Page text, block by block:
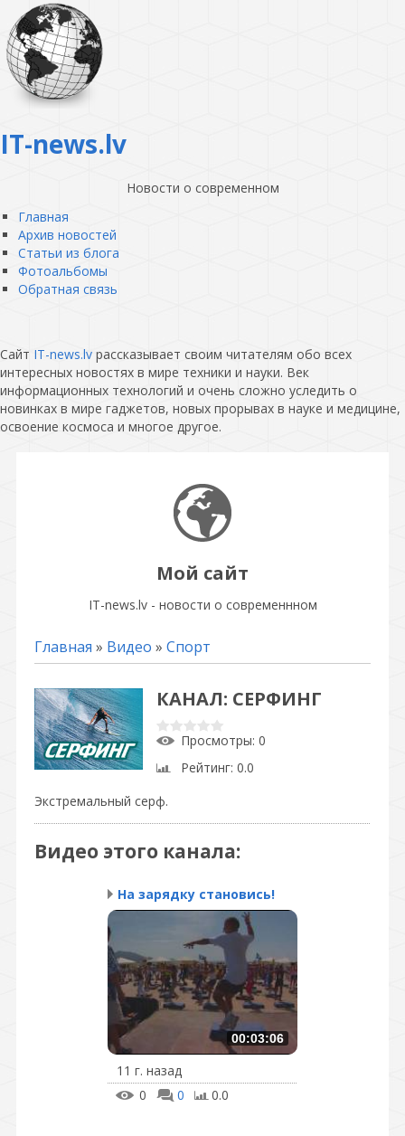
IT-news.lv
Новости о современном
Главная
Архив новостей
Статьи из блога
Фотоальбомы
Обратная связь
Сайт IT-news.lv рассказывает своим читателям обо всех
интересных новостях в мире техники и науки. Век
информационных технологий и очень сложно уследить о
новинках в мире гаджетов, новых прорывах в науке и медицине,
освоение космоса и многое другое.
Мой сайт
IT-news.lv - новости о современнном
Главная » Видео » Спорт
КАНАЛ: СЕРФИНГ
Просмотры: 0
Рейтинг: 0.0
Экстремальный серф.
Видео этого канала:
На зарядку становись!
00:03:06
11 г. назад
0
0 0.0